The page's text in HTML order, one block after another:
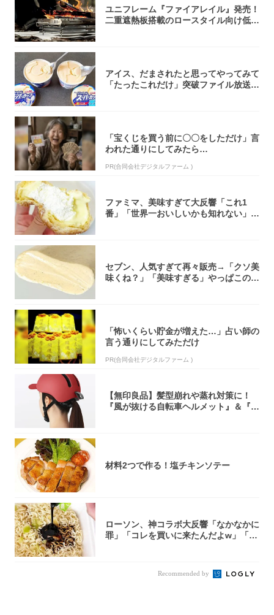
ユニフレーム『ファイアレイル』発売！
二重遮熱板搭載のロースタイル向け低型
アイス、だまされたと思ってやってみて
「たったこれだけ」突破ファイル放送で
「宝くじを買う前に〇〇をしただけ」言
われた通りにしてみたら…
PR(合同会社デジタルファーム )
ファミマ、美味すぎて大反響「これ1
番」「世界一おいしいかも知れない」
セブン、人気すぎて再々販売→「クソ美
味くね？」「美味すぎる」やっぱこのク
「怖いくらい貯金が増えた…」占い師の
言う通りにしてみただけ
PR(合同会社デジタルファーム )
【無印良品】髪型崩れや蒸れ対策に！
『風が抜ける自転車ヘルメット』＆『2
材料2つで作る！塩チキンソテー
ローソン、神コラボ大反響「なかなかに
罪」「コレを買いに来たんだよw」「３
Recommended by